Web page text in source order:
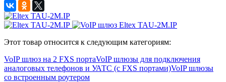
Этот товар относится к следующим категориям:
VoIP шлюз на 2 FXS портаVoIP шлюзы для подключения
аналоговых телефонов и УАТС (с FXS портами)VoIP шлюзы
со встроенным роутером